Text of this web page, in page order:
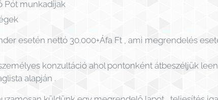
Pót munkadíjak
esetén nettó 30.000+Áfa Ft , ami megrendelés
konzultáció ahol pontonként átbeszéljük
alapján .